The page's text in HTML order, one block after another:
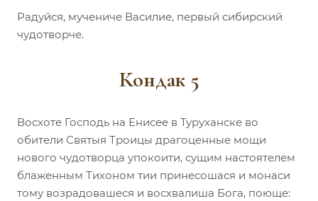
Радуйся, мучениче Василие, первый сибирский
чудотворче.
Кондак 5
Восхоте Господь на Енисее в Туруханске во
обители Святыя Троицы драгоценные мощи
нового чудотворца упокоити, сущим настоятелем
блаженным Тихоном тии принесошася и монаси
тому возрадовашеся и восхвалиша Бога, поюще: